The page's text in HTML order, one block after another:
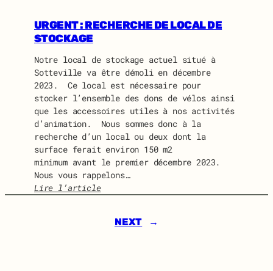
O
N
E
I
N
E
W
S
J
U
I
L
L
E
T
URGENT : RECHERCHE DE LOCAL DE
STOCKAGE
Notre local de stockage actuel situé à
Sotteville va être démoli en décembre
2023. Ce local est nécessaire pour
stocker l’ensemble des dons de vélos ainsi
que les accessoires utiles à nos activités
d’animation. Nous sommes donc à la
recherche d’un local ou deux dont la
surface ferait environ 150 m2
minimum avant le premier décembre 2023.
Nous vous rappelons…
Lire l’article
NEXT →